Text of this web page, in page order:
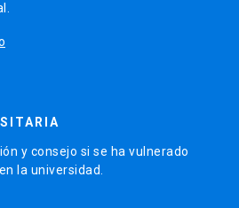
y consejo si se ha vulnerado
la universidad.